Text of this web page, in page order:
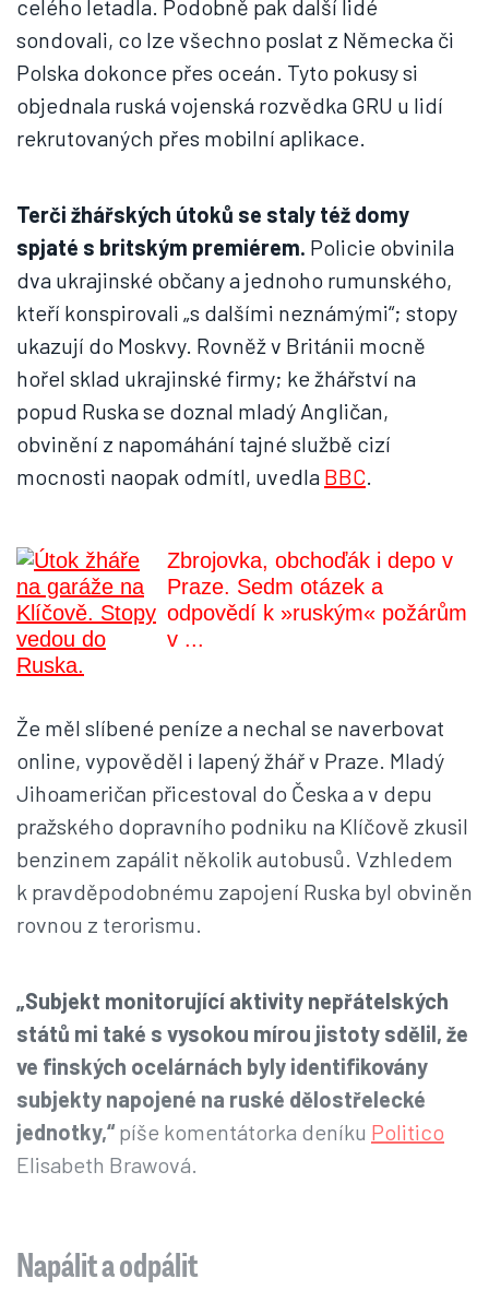
celého letadla. Podobně pak další lidé
sondovali, co lze všechno poslat z Německa či
Polska dokonce přes oceán. Tyto pokusy si
objednala ruská vojenská rozvědka GRU u lidí
rekrutovaných přes mobilní aplikace.
Terči žhářských útoků se staly též domy
spjaté s britským premiérem. Policie obvinila
dva ukrajinské občany a jednoho rumunského,
kteří konspirovali „s dalšími neznámými“; stopy
ukazují do Moskvy. Rovněž v Británii mocně
hořel sklad ukrajinské firmy; ke žhářství na
popud Ruska se doznal mladý Angličan,
obvinění z napomáhání tajné službě cizí
mocnosti naopak odmítl, uvedla BBC.
Zbrojovka, obchoďák i depo v
Praze. Sedm otázek a
odpovědí k »ruským« požárům
v ...
Že měl slíbené peníze a nechal se naverbovat
online, vypověděl i lapený žhář v Praze. Mladý
Jihoameričan přicestoval do Česka a v depu
pražského dopravního podniku na Klíčově zkusil
benzinem zapálit několik autobusů. Vzhledem
k pravděpodobnému zapojení Ruska byl obviněn
rovnou z terorismu.
„Subjekt monitorující aktivity nepřátelských
států mi také s vysokou mírou jistoty sdělil, že
ve finských ocelárnách byly identifikovány
subjekty napojené na ruské dělostřelecké
jednotky,“ píše komentátorka deníku Politico
Elisabeth Brawová.
Napálit a odpálit